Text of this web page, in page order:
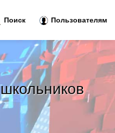
Поиск Пользователям